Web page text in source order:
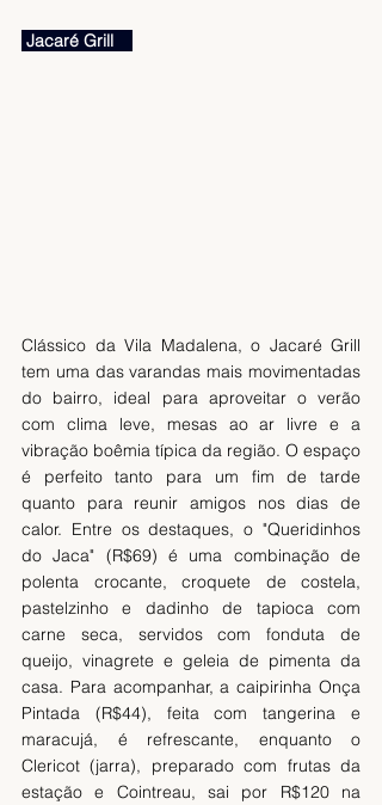
Jacaré Grill
Clássico da Vila Madalena, o Jacaré Grill
tem uma das varandas mais movimentadas
do bairro, ideal para aproveitar o verão
com clima leve, mesas ao ar livre e a
vibração boêmia típica da região. O espaço
é perfeito tanto para um fim de tarde
quanto para reunir amigos nos dias de
calor. Entre os destaques, o "Queridinhos
do Jaca" (R$69) é uma combinação de
polenta crocante, croquete de costela,
pastelzinho e dadinho de tapioca com
carne seca, servidos com fonduta de
queijo, vinagrete e geleia de pimenta da
casa. Para acompanhar, a caipirinha Onça
Pintada (R$44), feita com tangerina e
maracujá, é refrescante, enquanto o
Clericot (jarra), preparado com frutas da
estação e Cointreau, sai por R$120 na